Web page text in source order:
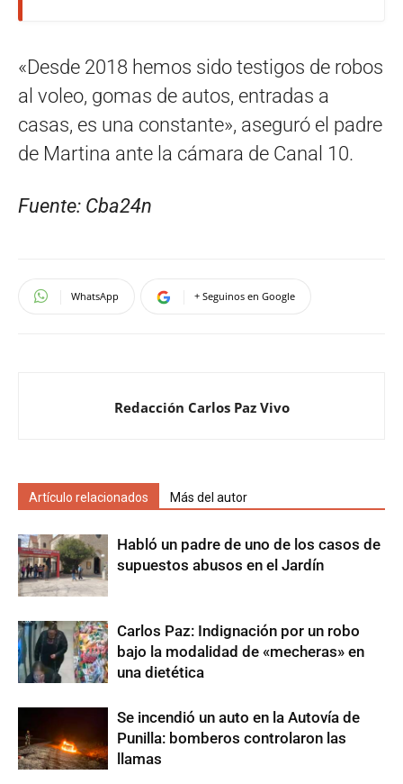
«Desde 2018 hemos sido testigos de robos
al voleo, gomas de autos, entradas a
casas, es una constante», aseguró el padre
de Martina ante la cámara de Canal 10.
Fuente: Cba24n
WhatsApp + Seguinos en Google
Redacción Carlos Paz Vivo
Artículo relacionados Más del autor
Habló un padre de uno de los casos de
supuestos abusos en el Jardín
Carlos Paz: Indignación por un robo
bajo la modalidad de «mecheras» en
una dietética
Se incendió un auto en la Autovía de
Punilla: bomberos controlaron las
llamas